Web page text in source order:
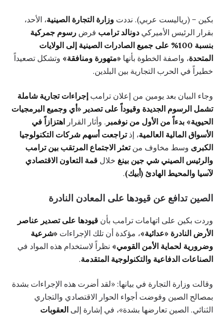
بكين – (رياليست عربي). نددت وزارة التجارة الصينية، الأحد،
بقرار الرئيس الأميركي دونالد ترامب فرض رسوم جمركية
بنسبة 100% على جميع الصادرات الصينية إلى الولايات
المتحدة، واصفة الخطوة بأنها «متهورة ومنافقة» وتشكل تصعيداً
خطيراً في الحرب التجارية بين البلدين.
وجاء البيان بعد يومين من إعلان ترامب إجراءات تجارية شاملة
تشمل الرسوم الجديدة وقيوداً على تصدير «أي وجميع البرمجيات
الحيوية» بدءاً من الأول من نوفمبر . وأثار القرار اهتزازاً في
الأسواق المالية العالمية، إذتراجعت أسهم شركات التكنولوجيا
الكبرى وسط مخاوف منتعثر الاجتماع المرتقب بين ترامب
والرئيس الصيني شي جين بينغ خلال قمة التعاون الاقتصادي
لآسيا والمحيط الهادئ (أبيك).
الصين تدافع عن قيودها على المعادن النادرة
وردت بكين على اتهامات ترامب بأن قيودها على تصدير عناصر
الأرض النادرة «عدائية»، مؤكدة أن تلك الإجراءات «شرعية
وضرورية لحماية الأمن القومي» نظراً لاستخدام هذه المواد في
الصناعات الدفاعية والتكنولوجية المتقدمة.
وقالت وزارة التجارة في بيانها: «لقد أضرت هذه الإجراءات بشدة
بمصالح الصين وقوضت أجواء الحوار الاقتصادي والتجاري
الثنائي. الصين تعارضها بشدة»، في إشارة إلى العقوبات